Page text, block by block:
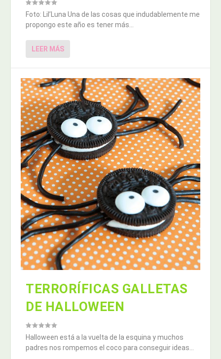
Foto: Lil’Luna Una de las cosas que indudablemente me
propongo este año es tener más...
LEER MÁS
TERRORÍFICAS GALLETAS
DE HALLOWEEN
Halloween está a la vuelta de la esquina y muchos
padres nos rompemos el coco para conseguir ideas...